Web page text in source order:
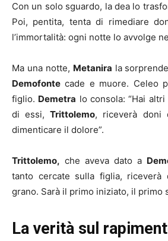
Con un solo sguardo, la dea lo
Poi, pentita, tenta di rimediare
l’immortalità: ogni notte lo avvolge
Ma una notte, Metanira la
Demofonte cade e muore. Celeo
figlio. Demetra lo consola: “Hai
di essi,Trittolemo, riceverà doni
dimenticare il dolore”.
Trittolemo, che aveva dato a
tanto cercate sulla figlia,
grano. Sarà il primo iniziato, il primo
La verità sul